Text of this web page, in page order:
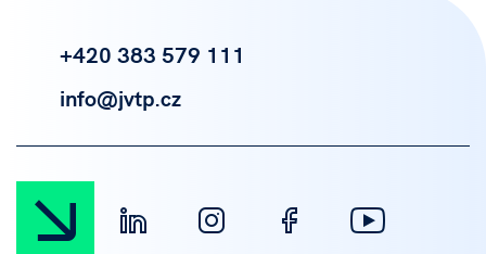
+420 383 579 111
info@jvtp.cz